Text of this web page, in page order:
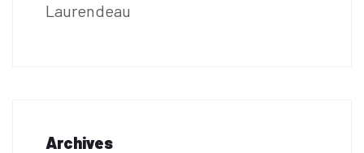
Laurendeau
Archives